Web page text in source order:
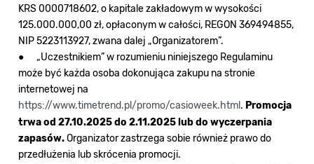
KRS 0000718602, o kapitale zakładowym w wysokości
125.000.000,00 zł, opłaconym w całości, REGON 369494855,
NIP 5223113927, zwana dalej „Organizatorem”.
● „Uczestnikiem”w rozumieniu niniejszego Regulaminu
może być każda osoba dokonująca zakupu na stronie
internetowej na
https://www.timetrend.pl/promo/casioweek.html . Promocja
trwa od 27.10.2025 do 2.11.2025 lub do wyczerpania
zapasów.Organizator zastrzega sobie również prawo do
przedłużenia lub skrócenia promocji.